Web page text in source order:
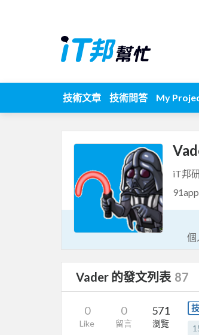
技術文章 技術問答 My
iT邦
個
Vader 的發文列表 87
0
Like
0
留言
571
瀏覽